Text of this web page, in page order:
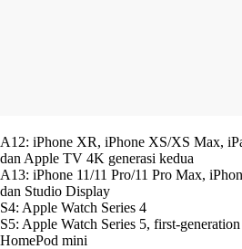
A12: iPhone XR, iPhone XS/XS Max,
dan Apple TV 4K generasi kedua
A13: iPhone 11/11 Pro/11 Pro Max,
dan Studio Display
S4: Apple Watch Series 4
S5: Apple Watch Series 5, first-
HomePod mini